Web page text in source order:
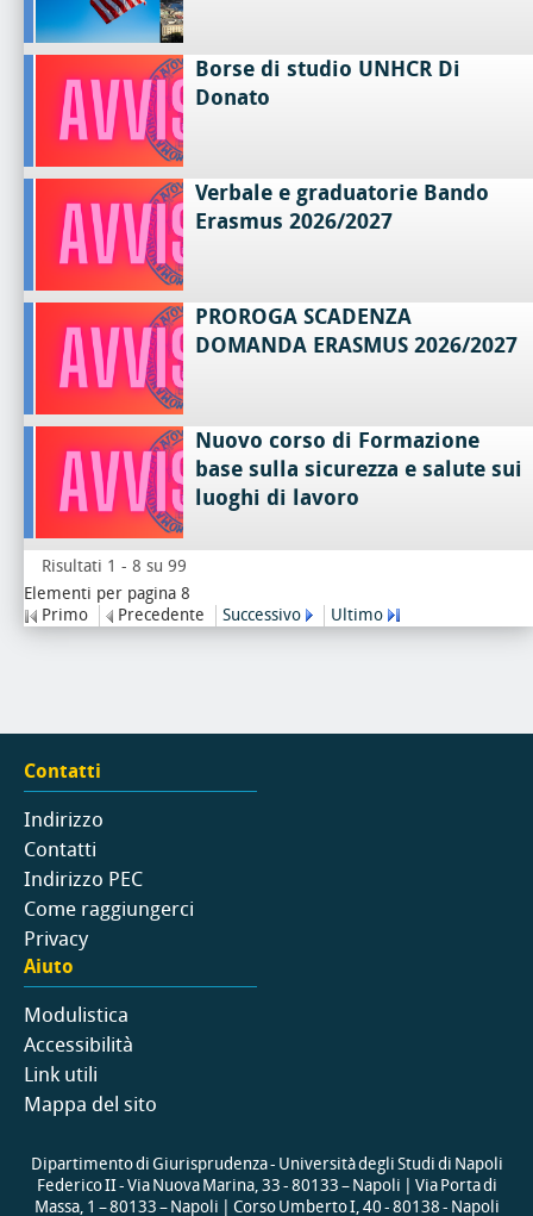
Borse di studio UNHCR Di
Donato
Verbale e graduatorie Bando
Erasmus 2026/2027
PROROGA SCADENZA
DOMANDA ERASMUS 2026/2027
Nuovo corso di Formazione
base sulla sicurezza e salute sui
luoghi di lavoro
Risultati 1 - 8 su 99
Elementi per pagina 8
Primo
Precedente Successivo Ultimo
Contatti
Indirizzo
Contatti
Indirizzo PEC
Come raggiungerci
Privacy
Aiuto
Modulistica
Accessibilità
Link utili
Mappa del sito
Dipartimento di Giurisprudenza - Università degli Studi di Napoli
Federico II - Via Nuova Marina, 33 - 80133 – Napoli | Via Porta di
Massa, 1 – 80133 – Napoli | Corso Umberto I, 40 - 80138 - Napoli